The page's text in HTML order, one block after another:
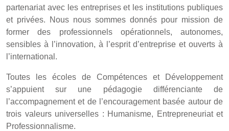
partenariat avec les entreprises et les institutions publiques
et privées. Nous nous sommes donnés pour mission de
former des professionnels opérationnels, autonomes,
sensibles à l’innovation, à l’esprit d’entreprise et ouverts à
l’international.
Toutes les écoles de Compétences et Développement
s’appuient sur une pédagogie différenciante de
l’accompagnement et de l’encouragement basée autour de
trois valeurs universelles : Humanisme, Entrepreneuriat et
Professionnalisme.